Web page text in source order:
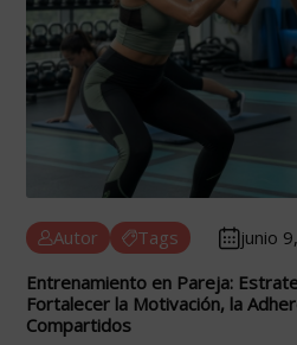
Autor Tags
junio
Entrenamiento en Pareja:
Fortalecer la Motivación, la
Compartidos